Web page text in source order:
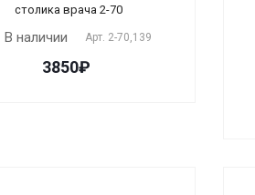
столика врача 2-70
В наличии Арт. 2-70,139
3850₽